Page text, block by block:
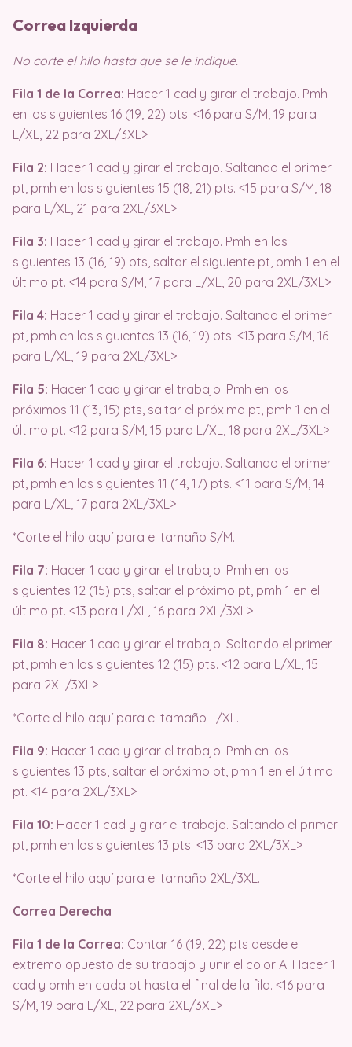
Correa Izquierda
No corte el hilo hasta que se le indique.
Fila 1 de la Correa: Hacer 1 cad y girar el trabajo. Pmh
en los siguientes 16 (19, 22) pts. <16 para S/M, 19 para
L/XL, 22 para 2XL/3XL>
Fila 2: Hacer 1 cad y girar el trabajo. Saltando el primer
pt, pmh en los siguientes 15 (18, 21) pts. <15 para S/M, 18
para L/XL, 21 para 2XL/3XL>
Fila 3: Hacer 1 cad y girar el trabajo. Pmh en los
siguientes 13 (16, 19) pts, saltar el siguiente pt, pmh 1 en el
último pt. <14 para S/M, 17 para L/XL, 20 para 2XL/3XL>
Fila 4: Hacer 1 cad y girar el trabajo. Saltando el primer
pt, pmh en los siguientes 13 (16, 19) pts. <13 para S/M, 16
para L/XL, 19 para 2XL/3XL>
Fila 5: Hacer 1 cad y girar el trabajo. Pmh en los
próximos 11 (13, 15) pts, saltar el próximo pt, pmh 1 en el
último pt. <12 para S/M, 15 para L/XL, 18 para 2XL/3XL>
Fila 6: Hacer 1 cad y girar el trabajo. Saltando el primer
pt, pmh en los siguientes 11 (14, 17) pts. <11 para S/M, 14
para L/XL, 17 para 2XL/3XL>
*Corte el hilo aquí para el tamaño S/M.
Fila 7: Hacer 1 cad y girar el trabajo. Pmh en los
siguientes 12 (15) pts, saltar el próximo pt, pmh 1 en el
último pt. <13 para L/XL, 16 para 2XL/3XL>
Fila 8: Hacer 1 cad y girar el trabajo. Saltando el primer
pt, pmh en los siguientes 12 (15) pts. <12 para L/XL, 15
para 2XL/3XL>
*Corte el hilo aquí para el tamaño L/XL.
Fila 9: Hacer 1 cad y girar el trabajo. Pmh en los
siguientes 13 pts, saltar el próximo pt, pmh 1 en el último
pt. <14 para 2XL/3XL>
Fila 10: Hacer 1 cad y girar el trabajo. Saltando el primer
pt, pmh en los siguientes 13 pts. <13 para 2XL/3XL>
*Corte el hilo aquí para el tamaño 2XL/3XL.
Correa Derecha
Fila 1 de la Correa: Contar 16 (19, 22) pts desde el
extremo opuesto de su trabajo y unir el color A. Hacer 1
cad y pmh en cada pt hasta el final de la fila. <16 para
S/M, 19 para L/XL, 22 para 2XL/3XL>